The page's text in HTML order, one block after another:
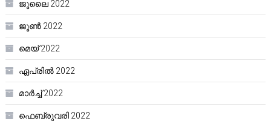
ജൂലൈ 2022
ജൂൺ 2022
മെയ്‌ 2022
ഏപ്രിൽ 2022
മാർച്ച്‌ 2022
ഫെബ്രുവരി 2022